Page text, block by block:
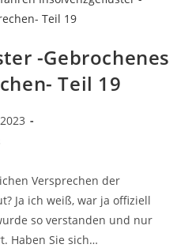
-Gebrochenes
Teil 19
Versprechen der
Ja ich weiß, war ja offiziell
so verstanden und nur
Haben Sie sich…